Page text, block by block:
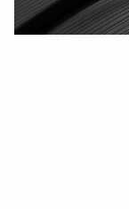
Vacatures